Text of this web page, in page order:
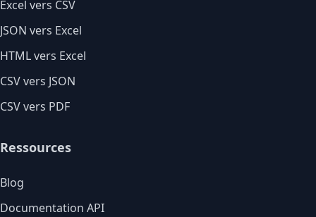
Excel vers CSV
JSON vers Excel
HTML vers Excel
CSV vers JSON
CSV vers PDF
Ressources
Blog
Documentation API